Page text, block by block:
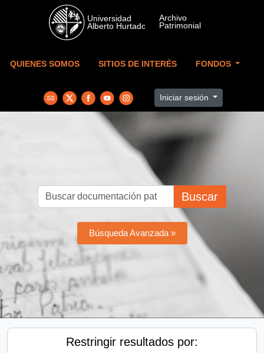
Skip to main content
QUIENES SOMOS SITIOS DE INTERÉS FONDOS
Iniciar sesión
Buscar
Búsqueda Avanzada »
Restringir resultados por: